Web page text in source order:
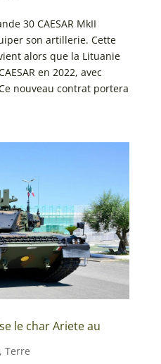
30 CAESAR MkII
son artillerie. Cette
alors que la Lituanie
en 2022, avec
nouveau contrat portera
le char Ariete au
, Terre